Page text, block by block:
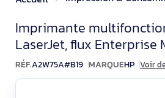
HP Color
Imprimante
LaserJet, flux Enterprise
RÉF.A2W75A#B19 MARQUEHP Voir